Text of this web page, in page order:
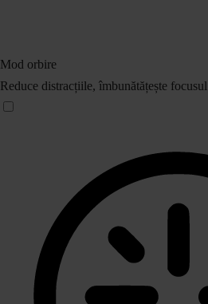
Mod orbire
Reduce distracțiile, îmbunătățește focusul